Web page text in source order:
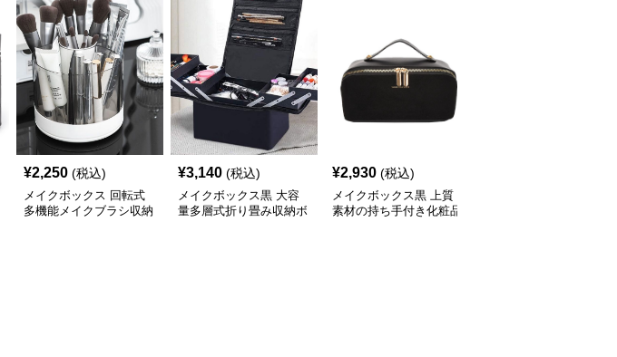
¥2,250 (税込)
メイクボックス 回転式
多機能メイクブラシ収納
¥3,140 (税込)
メイクボックス黒 大容
量多層式折り畳み収納ボ
¥2,930 (税込)
メイクボックス黒 上質
素材の持ち手付き化粧品